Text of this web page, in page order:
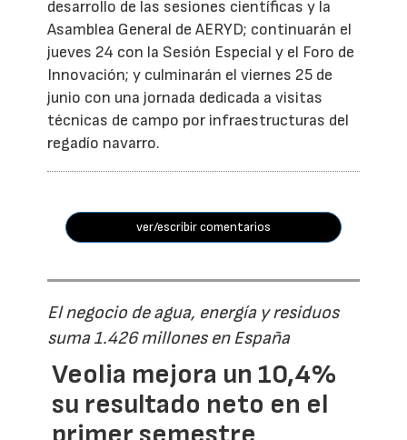
desarrollo de las sesiones científicas y la
Asamblea General de AERYD; continuarán el
jueves 24 con la Sesión Especial y el Foro de
Innovación; y culminarán el viernes 25 de
junio con una jornada dedicada a visitas
técnicas de campo por infraestructuras del
regadío navarro.
ver/escribir comentarios
El negocio de agua, energía y residuos
suma 1.426 millones en España
Veolia mejora un 10,4%
su resultado neto en el